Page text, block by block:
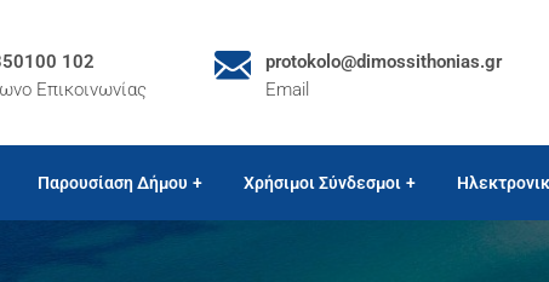
102
Επικοινωνίας
protokolo@dimossithonias.gr
Email
Παρουσίαση Δήμου Χρήσιμοι Σύνδεσμοι